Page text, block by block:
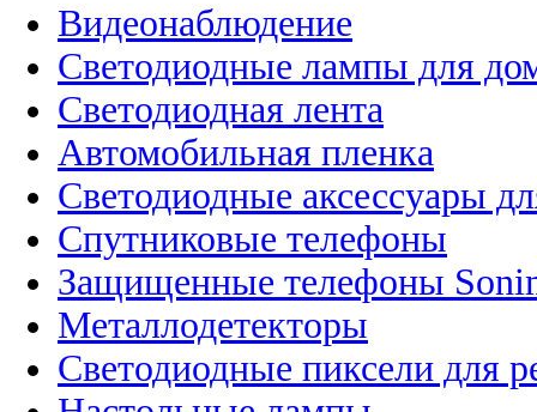
Видеонаблюдение
Светодиодные лампы для
Светодиодная лента
Автомобильная пленка
Светодиодные аксессуары
Спутниковые телефоны
Защищенные телефоны
Металлодетекторы
Светодиодные пиксели для